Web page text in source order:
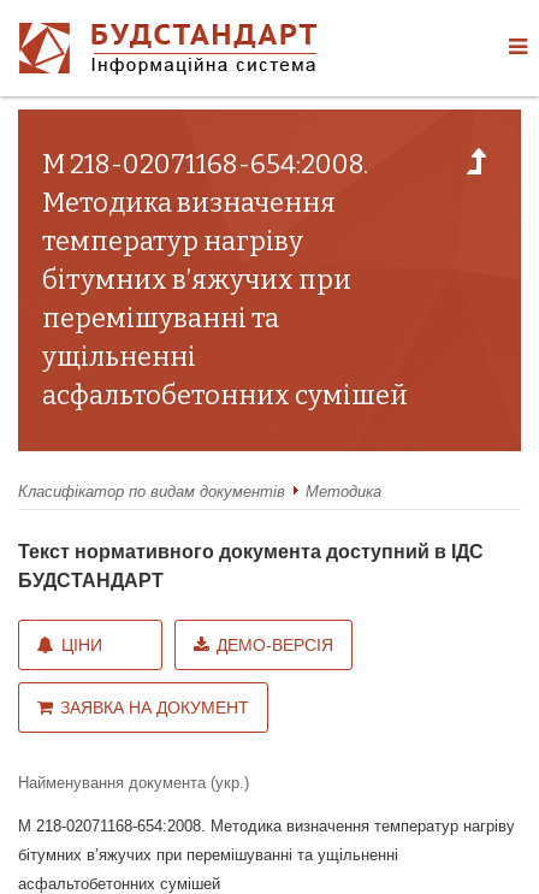
М 218-02071168-654:2008.
Методика визначення
температур нагріву
бітумних в’яжучих при
перемішуванні та
ущільненні
асфальтобетонних сумішей
Класифікатор по видам документів Методика
Текст нормативного документа доступний в ІДС
БУДСТАНДАРТ
ЦІНИ ДЕМО-ВЕРСІЯ
ЗАЯВКА НА ДОКУМЕНТ
Найменування документа (укр.)
М 218-02071168-654:2008. Методика визначення температур нагріву
бітумних в’яжучих при перемішуванні та ущільненні
асфальтобетонних сумішей